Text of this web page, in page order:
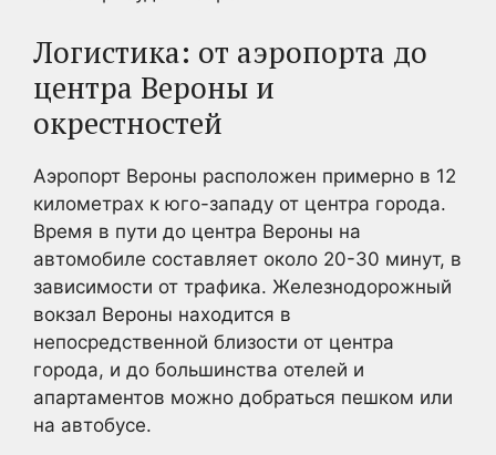
Логистика: от аэропорта до
центра Вероны и
окрестностей
Аэропорт Вероны расположен примерно в 12
километрах к юго-западу от центра города.
Время в пути до центра Вероны на
автомобиле составляет около 20-30 минут, в
зависимости от трафика. Железнодорожный
вокзал Вероны находится в
непосредственной близости от центра
города, и до большинства отелей и
апартаментов можно добраться пешком или
на автобусе.